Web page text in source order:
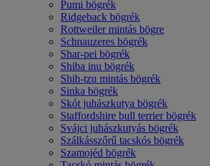
Pumi bögrék
Ridgeback bögrék
Rottweiler mintás bögre
Schnauzeres bögrék
Shar-pei bögrék
Shiba inu bögrék
Shih-tzu mintás bögrék
Sinka bögrék
Skót juhászkutya bögrék
Staffordshire bull terrier bögrék
Svájci juhászkutyás bögrék
Szálkásszőrű tacskós bögrék
Szamojéd bögrék